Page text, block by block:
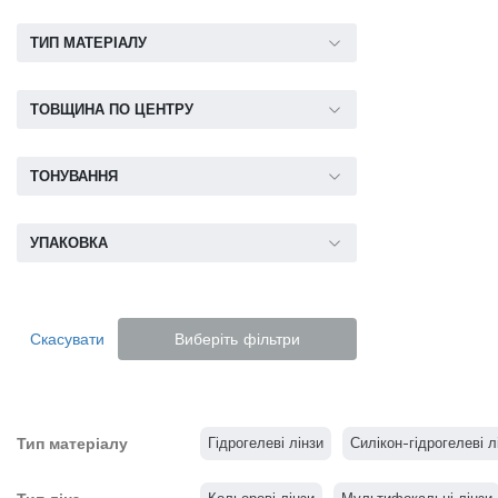
ТИП МАТЕРІАЛУ
ТОВЩИНА ПО ЦЕНТРУ
ТОНУВАННЯ
УПАКОВКА
Скасувати Виберіть фільтри
Тип матеріалу Гідрогелеві лінзи Силікон-гідрогелеві